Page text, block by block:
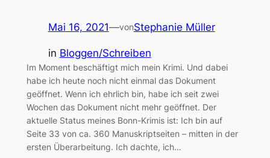
Mai 16, 2021—vonStephanie Müller
in Bloggen/Schreiben
Im Moment beschäftigt mich mein Krimi. Und dabei
habe ich heute noch nicht einmal das Dokument
geöffnet. Wenn ich ehrlich bin, habe ich seit zwei
Wochen das Dokument nicht mehr geöffnet. Der
aktuelle Status meines Bonn-Krimis ist: Ich bin auf
Seite 33 von ca. 360 Manuskriptseiten – mitten in der
ersten Überarbeitung. Ich dachte, ich…